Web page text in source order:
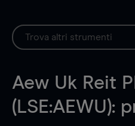
Aew Uk Reit
(LSE:AEWU):